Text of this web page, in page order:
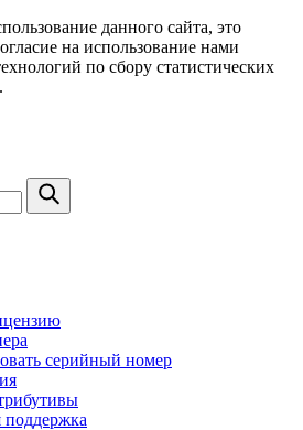
данного сайта, это
на использование нами
по сбору статистических
серийный номер
поддержка